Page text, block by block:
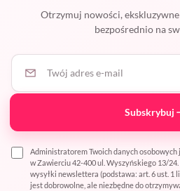
Otrzymuj nowości,
bezpośrednio na
Twój adres e-mail
Subskrybuj
Administratorem Twoich danych
w Zawierciu 42-400 ul. Wyszyńskiego 13/
wysyłki newslettera (podstawa: art. 6 ust. 1
jest dobrowolne, ale niezbędne do